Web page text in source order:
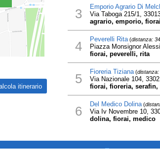
3 Emporio Agrario Di
Via Taboga 215/1,
agrario, emporio,
4 Peverelli Rita(distanza:
Piazza Monsignor
fiorai, peverelli, rita
5 Fioreria Tiziana(distanza:
Via Nazionale 104,
fiorai, fioreria, serafin,
6 Del Medico Dolina(
Via Iv Novembre 10,
dolina, fiorai, medico